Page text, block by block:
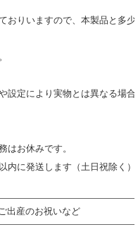
おりいますので、本製品と多少
設定により実物とは異なる場合
はお休みです。
内に発送します（土日祝除く
出産のお祝いなど